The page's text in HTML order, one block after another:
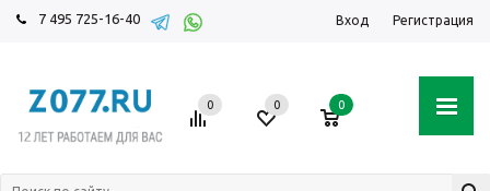
7 495 725-16-40 Вход Регистрация
0 0 0